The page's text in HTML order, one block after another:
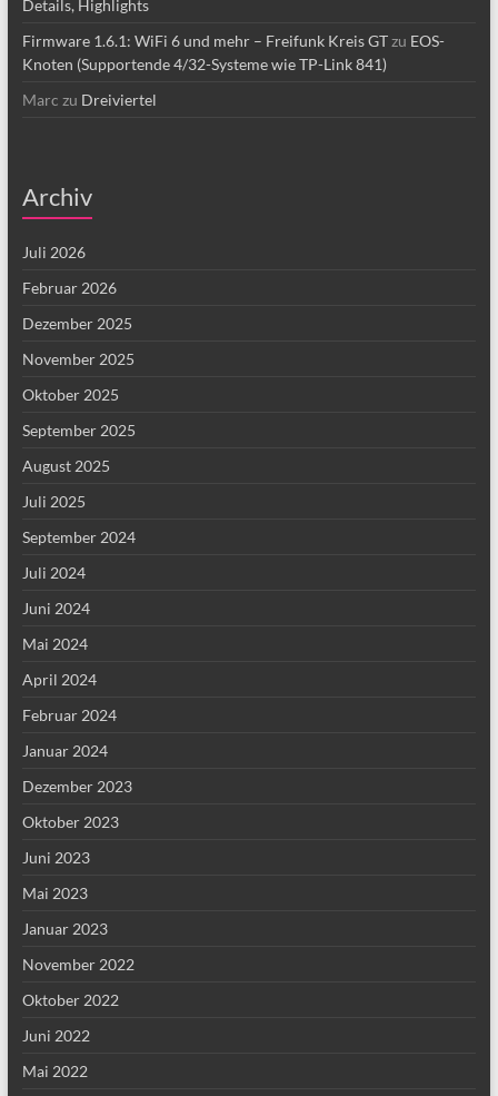
Details, Highlights
Firmware 1.6.1: WiFi 6 und mehr – Freifunk Kreis GTzu EOS-
Knoten (Supportende 4/32-Systeme wie TP-Link 841)
Marc zu Dreiviertel
Archiv
Juli 2026
Februar 2026
Dezember 2025
November 2025
Oktober 2025
September 2025
August 2025
Juli 2025
September 2024
Juli 2024
Juni 2024
Mai 2024
April 2024
Februar 2024
Januar 2024
Dezember 2023
Oktober 2023
Juni 2023
Mai 2023
Januar 2023
November 2022
Oktober 2022
Juni 2022
Mai 2022